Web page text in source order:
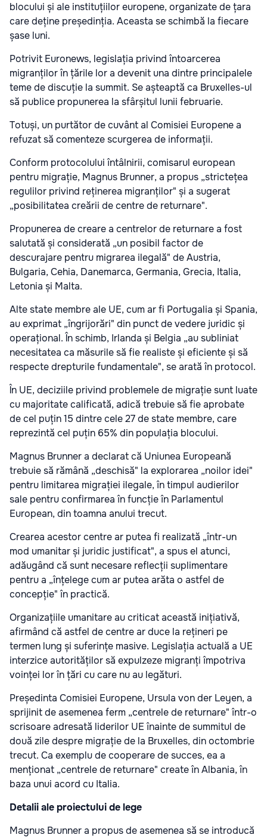
blocului și ale instituțiilor europene, organizate de țara
care deține președinția. Aceasta se schimbă la fiecare
șase luni.
Potrivit Euronews, legislația privind întoarcerea
migranților în țările lor a devenit una dintre principalele
teme de discuție la summit. Se așteaptă ca Bruxelles-ul
să publice propunerea la sfârșitul lunii februarie.
Totuși, un purtător de cuvânt al Comisiei Europene a
refuzat să comenteze scurgerea de informații.
Conform protocolului întâlnirii, comisarul european
pentru migrație, Magnus Brunner, a propus „strictețea
regulilor privind reținerea migranților" și a sugerat
„posibilitatea creării de centre de returnare".
Propunerea de creare a centrelor de returnare a fost
salutată și considerată „un posibil factor de
descurajare pentru migrarea ilegală" de Austria,
Bulgaria, Cehia, Danemarca, Germania, Grecia, Italia,
Letonia și Malta.
Alte state membre ale UE, cum ar fi Portugalia și Spania,
au exprimat „îngrijorări" din punct de vedere juridic și
operațional. În schimb, Irlanda și Belgia „au subliniat
necesitatea ca măsurile să fie realiste și eficiente și să
respecte drepturile fundamentale", se arată în protocol.
În UE, deciziile privind problemele de migrație sunt luate
cu majoritate calificată, adică trebuie să fie aprobate
de cel puțin 15 dintre cele 27 de state membre, care
reprezintă cel puțin 65% din populația blocului.
Magnus Brunner a declarat că Uniunea Europeană
trebuie să rămână „deschisă" la explorarea „noilor idei"
pentru limitarea migrației ilegale, în timpul audierilor
sale pentru confirmarea în funcție în Parlamentul
European, din toamna anului trecut.
Crearea acestor centre ar putea fi realizată „într-un
mod umanitar și juridic justificat", a spus el atunci,
adăugând că sunt necesare reflecții suplimentare
pentru a „înțelege cum ar putea arăta o astfel de
concepție" în practică.
Organizațiile umanitare au criticat această inițiativă,
afirmând că astfel de centre ar duce la rețineri pe
termen lung și suferințe masive. Legislația actuală a UE
interzice autorităților să expulzeze migranți împotriva
voinței lor în țări cu care nu au legături.
Președinta Comisiei Europene, Ursula von der Leyen, a
sprijinit de asemenea ferm „centrele de returnare" într-o
scrisoare adresată liderilor UE înainte de summitul de
două zile despre migrație de la Bruxelles, din octombrie
trecut. Ca exemplu de cooperare de succes, ea a
menționat „centrele de returnare" create în Albania, în
baza unui acord cu Italia.
Detalii ale proiectului de lege
Magnus Brunner a propus de asemenea să se introducă